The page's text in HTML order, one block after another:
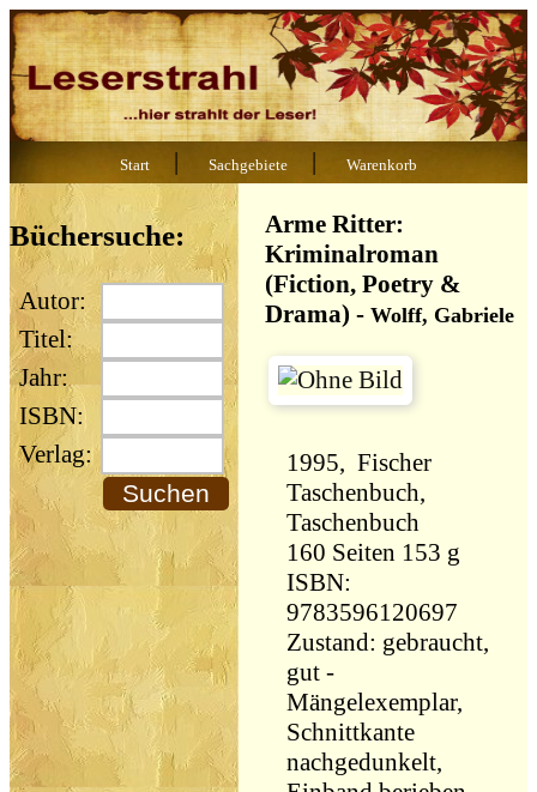
Start | Sachgebiete | Warenkorb
Büchersuche:
Autor:
Titel:
Jahr:
ISBN:
Verlag:
Arme Ritter:
Kriminalroman
(Fiction, Poetry &
Drama) -Wolff, Gabriele
1995, Fischer
Taschenbuch,
Taschenbuch
160 Seiten 153 g
ISBN:
9783596120697
Zustand: gebraucht,
gut -
Mängelexemplar,
Schnittkante
nachgedunkelt,